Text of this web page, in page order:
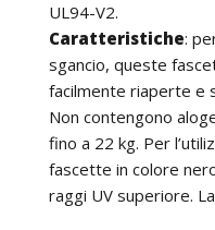
UL94-V2.
Caratteristiche:
sgancio, queste
facilmente riaperte e
Non contengono
fino a 22 kg. Per
fascette in colore
raggi UV superiore.